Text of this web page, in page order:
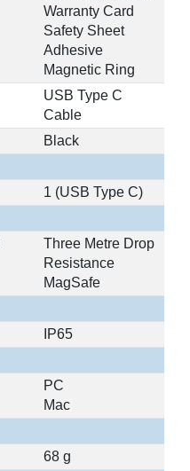
Warranty Card
Safety Sheet
Adhesive
Magnetic Ring
USB Type C
Cable
Black
1 (USB Type C)
Three Metre Drop
Resistance
MagSafe
IP65
PC
Mac
68 g